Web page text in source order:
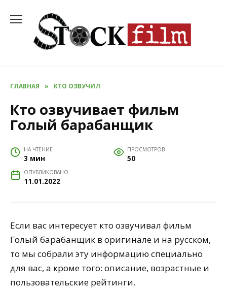
содержанию
ГЛАВНАЯ » КТО ОЗВУЧИЛ
Кто озвучивает фильм
Голый барабанщик
НА ЧТЕНИЕ
3 мин
ПРОСМОТРОВ
50
ОПУБЛИКОВАНО
11.01.2022
Если вас интересует кто озвучивал фильм
Голый барабанщик в оригинале и на русском,
то мы собрали эту информацию специально
для вас, а кроме того: описание, возрастные и
пользовательские рейтинги.